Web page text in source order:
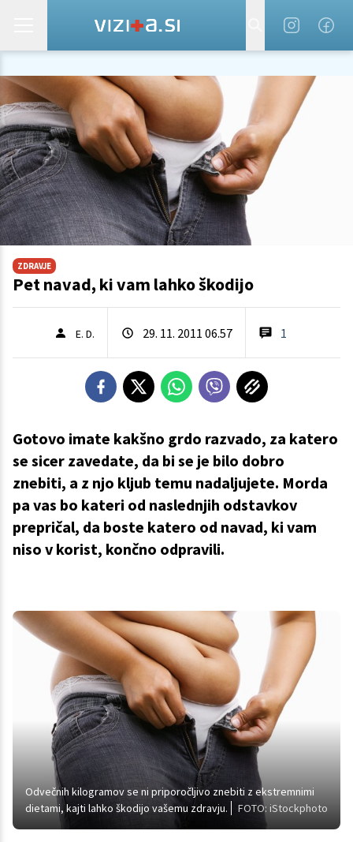
ZDRAVJE
Pet navad, ki vam lahko škodijo
E. D. 29. 11. 2011 06.57 1
Gotovo imate kakšno grdo razvado, za katero
se sicer zavedate, da bi se je bilo dobro
znebiti, a z njo kljub temu nadaljujete. Morda
pa vas bo kateri od naslednjih odstavkov
prepričal, da boste katero od navad, ki vam
niso v korist, končno odpravili.
Odvečnih kilogramov se ni priporočljivo znebiti z ekstremnimi
dietami, kajti lahko škodijo vašemu zdravju.
FOTO: iStockphoto